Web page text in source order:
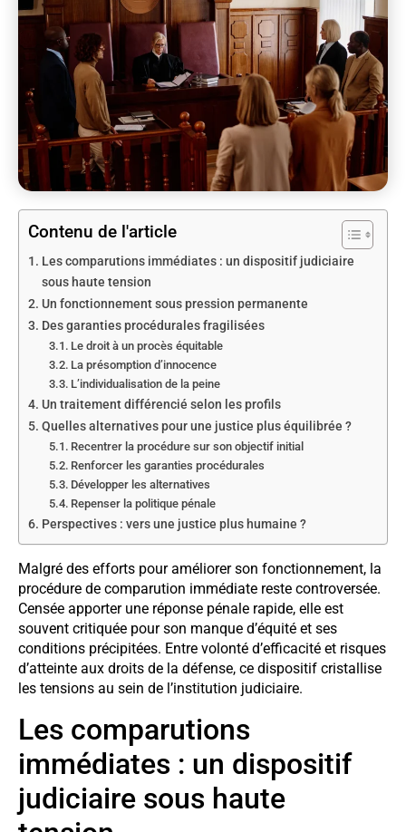
Contenu de l'article
Les comparutions immédiates : un dispositif judiciaire
sous haute tension
Un fonctionnement sous pression permanente
Des garanties procédurales fragilisées
Le droit à un procès équitable
La présomption d’innocence
L’individualisation de la peine
Un traitement différencié selon les profils
Quelles alternatives pour une justice plus équilibrée ?
Recentrer la procédure sur son objectif initial
Renforcer les garanties procédurales
Développer les alternatives
Repenser la politique pénale
Perspectives : vers une justice plus humaine ?
Malgré des efforts pour améliorer son fonctionnement, la
procédure de comparution immédiate reste controversée.
Censée apporter une réponse pénale rapide, elle est
souvent critiquée pour son manque d’équité et ses
conditions précipitées. Entre volonté d’efficacité et risques
d’atteinte aux droits de la défense, ce dispositif cristallise
les tensions au sein de l’institution judiciaire.
Les comparutions
immédiates : un dispositif
judiciaire sous haute